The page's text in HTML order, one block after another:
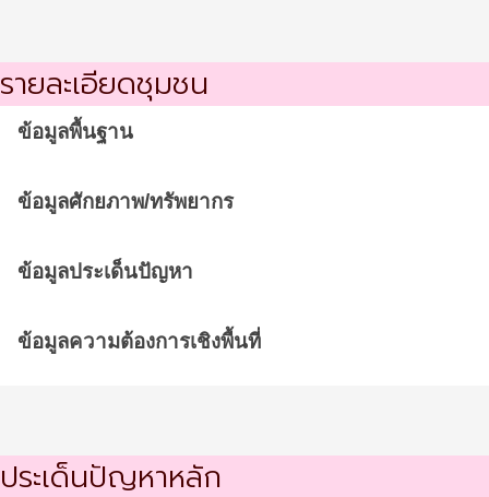
รายละเอียดชุมชน
ข้อมูลพื้นฐาน
ข้อมูลศักยภาพ/ทรัพยากร
ข้อมูลประเด็นปัญหา
ข้อมูลความต้องการเชิงพื้นที่
ประเด็นปัญหาหลัก